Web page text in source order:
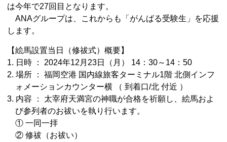
は今年で27回目となります。
ANAグループは、これからも「がんばる受験生」を応援
します。
【絵馬設置当日（修祓式）概要】
1. 日時 ： 2024年12月23日（月） 14：30～14：50
2. 場所 ： 福岡空港 国内線旅客ターミナル1階 北側インフ
ォメーションカウンター横 （ 到着口/北 付近 ）
3. 内容 ： 太宰府天満宮の神職が合格を祈願し、絵馬およ
び参列者のお祓いを執り行います。
① 一同一拝
② 修祓（お祓い）